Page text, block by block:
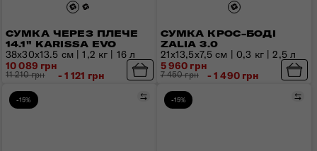
СУМКА ЧЕРЕЗ ПЛЕЧЕ
14.1" KARISSA EVO
38x30x13.5 см | 1,2 кг | 16 л
10 089 грн
11 210 грн - 1 121 грн
СУМКА КРОС-БОДІ
ZALIA 3.0
21x13,5x7,5 см | 0,3 кг | 2,5 л
5 960 грн
7 450 грн - 1 490 грн
-15% Порівняти
-15%